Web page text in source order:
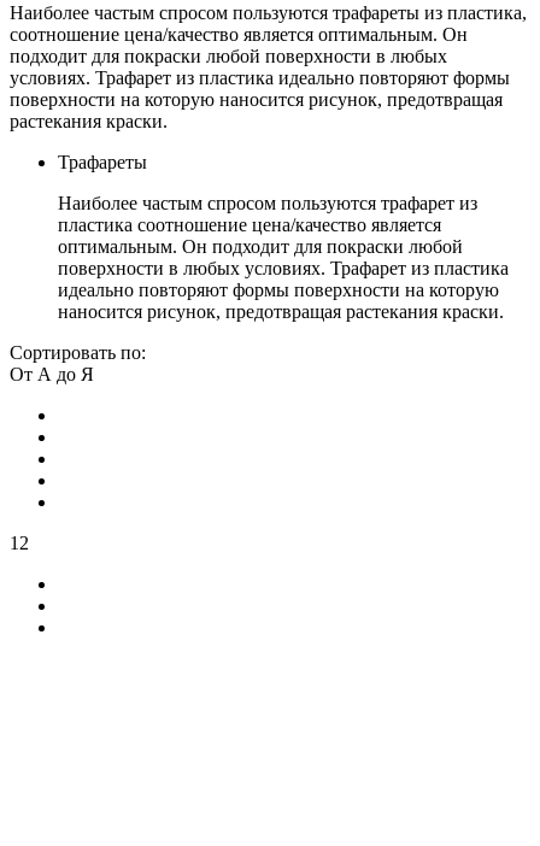
Наиболее частым спросом пользуются трафареты из пластика,
соотношение цена/качество является оптимальным. Он
подходит для покраски любой поверхности в любых
условиях. Трафарет из пластика идеально повторяют формы
поверхности на которую наносится рисунок, предотвращая
растекания краски.
Трафареты
Наиболее частым спросом пользуются трафарет из
пластика соотношение цена/качество является
оптимальным. Он подходит для покраски любой
поверхности в любых условиях. Трафарет из пластика
идеально повторяют формы поверхности на которую
наносится рисунок, предотвращая растекания краски.
Сортировать по:
От А до Я
12